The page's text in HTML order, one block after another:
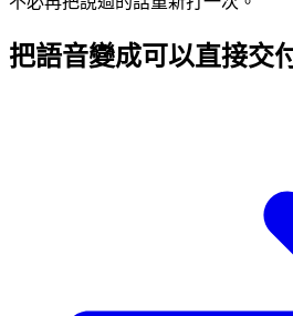
把語音變成可以直接交